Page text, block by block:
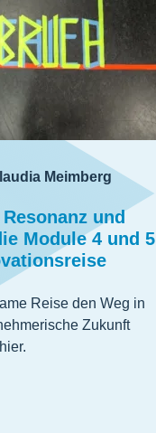
Meimberg
und
Module 4 und 5
Reise den Weg in
Zukunft